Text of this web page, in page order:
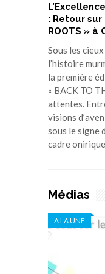
: Retour sur
ROOTS » à
Sous les
l’histoire
la première
« BACK TO
attentes.
visions
sous le signe
cadre onirique
Médias
A LA UNE